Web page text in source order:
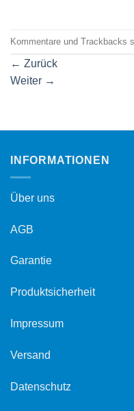
Kommentare und Trackbacks
← Zurück
Weiter →
INFORMATIONEN
Über uns
AGB
Garantie
Produktsicherheit
Impressum
Versand
Datenschutz